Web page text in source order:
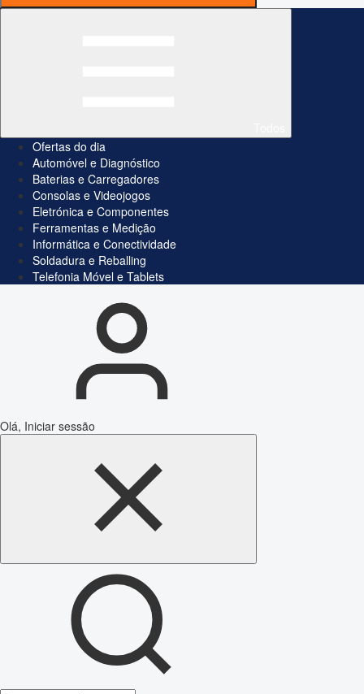
Ofertas do dia
Automóvel e Diagnóstico
Baterias e Carregadores
Consolas e Videojogos
Eletrónica e Componentes
Ferramentas e Medição
Informática e Conectividade
Soldadura e Reballing
Telefonia Móvel e Tablets
Olá, Iniciar sessão